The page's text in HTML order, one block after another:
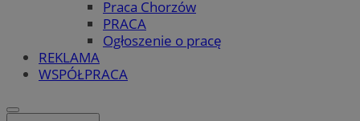
Praca Chorzów
PRACA
Ogłoszenie o pracę
REKLAMA
WSPÓŁPRACA